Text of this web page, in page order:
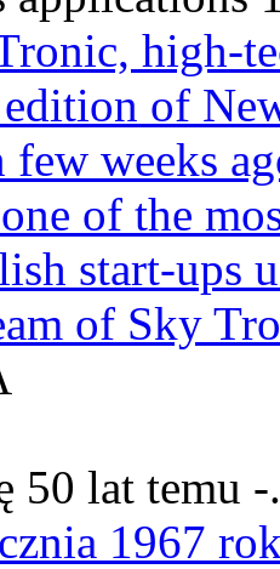
high-
of
weeks
of the
start-ups
of Sky
50 lat temu
1967